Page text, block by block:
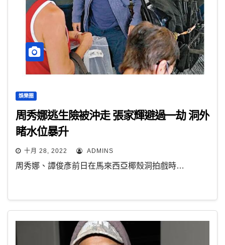
娛樂圈
周秀娜逃生險被沖走 張家輝避過一劫 洞外
睹水位暴升
十月 28, 2022 ADMINS
周秀娜、譚俊彥前日在馬來西亞椰殼洞拍戲時…